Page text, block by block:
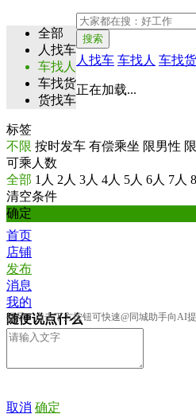
全部
人找车
车找人
车找货
货找车
标签
不限 按时发车 有偿乘坐 限男性
可乘人数
全部 1人 2人 3人 4人 5人 6人 7人
清空条件
确定
搜索
人找车 车找人 车找货
正在加载...
首页
店铺
发布
消息
我的
随便说点什么
提示：点击下方按钮可快速@同城助手向AI
取消 确定